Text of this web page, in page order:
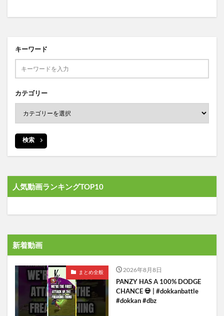
キーワード
カテゴリー
検索
人気動画ランキングTOP10
新着動画
まとめ全般 2026年8月8日
PANZY HAS A 100% DODGE
CHANCE 💀 | #dokkanbattle
#dokkan #dbz